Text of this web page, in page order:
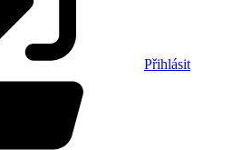
Přihlásit